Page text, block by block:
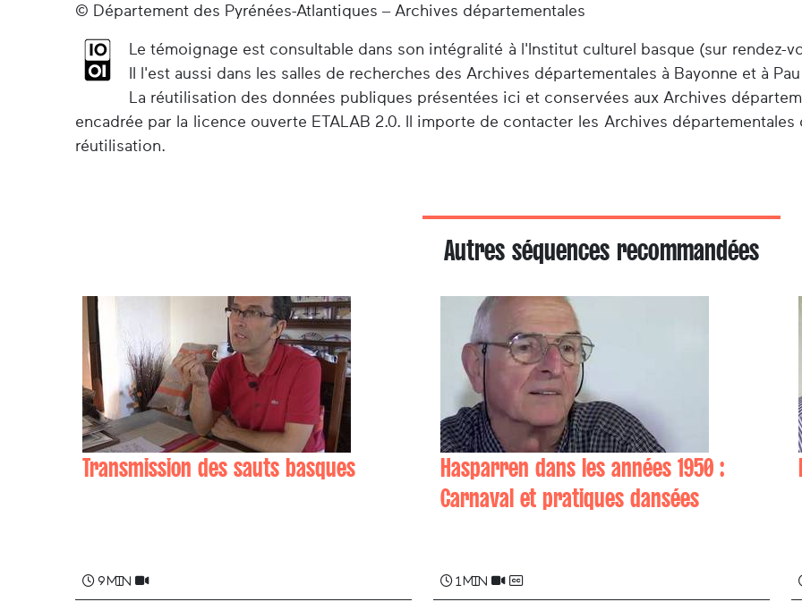
© Département des Pyrénées-Atlantiques – Archives départementales
Le témoignage est consultable dans son intégralité à l'Institut culturel basque (sur rendez-
Il l'est aussi dans les salles de recherches des Archives départementales à Bayonne et à
La réutilisation des données publiques présentées ici et conservées aux Archives
encadrée par la licence ouverte ETALAB 2.0. Il importe de contacter les Archives
réutilisation.
Autres séquences recommandées
Transmission des sauts basques
9 min
Hasparren dans les années 1950 :
Carnaval et pratiques dansées
1 min